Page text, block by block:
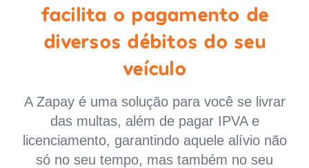
facilita o pagamento de
diversos débitos do seu
veículo
A Zapay é uma solução para você se livrar
das multas, além de pagar IPVA e
licenciamento, garantindo aquele alívio não
só no seu tempo, mas também no seu